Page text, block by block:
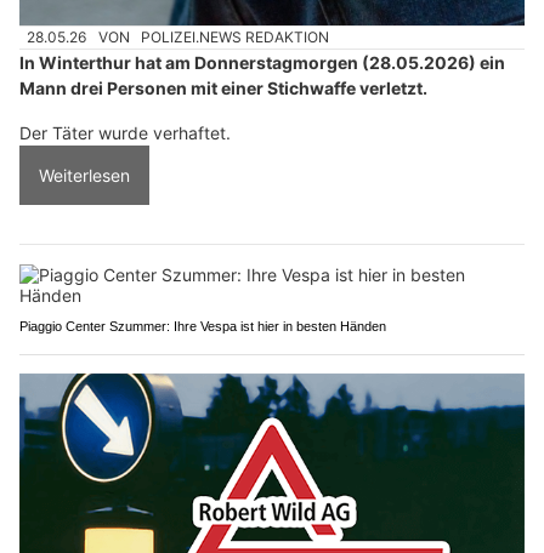
28.05.26 VON POLIZEI.NEWS REDAKTION
In Winterthur hat am Donnerstagmorgen (28.05.2026) ein
Mann drei Personen mit einer Stichwaffe verletzt.
Der Täter wurde verhaftet.
Weiterlesen
Piaggio Center Szummer: Ihre Vespa ist hier in besten Händen